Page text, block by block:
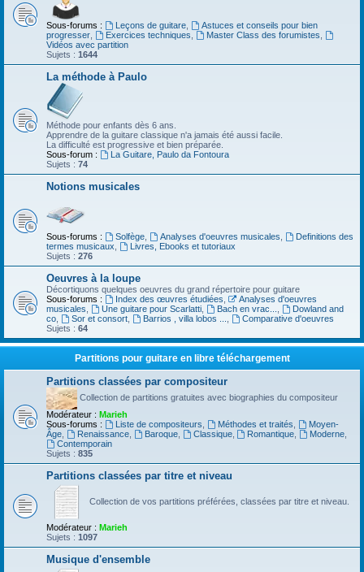
Sous-forums : Leçons de guitare,
Astuces et conseils pour bien
progresser
Exercices techniques Master Class des forumistes
Vidéos avec partition
Sujets : 1644
La méthode à Paulo
Méthode pour enfants dès 6 ans.
Apprendre de la guitare classique n'a jamais été aussi facile.
La difficulté est progressive et bien préparée.
Sous-forum :
La Guitare, Paulo da Fontoura
Sujets : 74
Notions musicales
Sous-forums : Solfège, Analyses d'oeuvres musicales
Definitions des
termes musicaux
Livres, Ebooks et tutoriaux
Sujets : 276
Oeuvres à la loupe
Décortiquons quelques oeuvres du grand répertoire pour guitare
Sous-forums :
Index des œuvres étudiées
Analyses d'oeuvres
musicales
Une guitare pour Scarlatti, Bach en vrac...
Dowland and
co
Sor et consort, Barrios , villa lobos ...
Comparative d'oeuvres
Sujets : 64
Partitions pour guitare en libre téléchargement
Partitions classées par compositeur
Collection de partitions gratuites avec biographies du compositeur
Modérateur : Marieh
Sous-forums :
Liste de compositeurs Méthodes et traités
Moyen-
Âge
Renaissance, Baroque, Classique, Romantique Moderne
Contemporain
Sujets : 835
Partitions classées par titre et niveau
Collection de vos partitions préférées, classées par titre et niveau.
Modérateur : Marieh
Sujets : 1097
Musique d'ensemble